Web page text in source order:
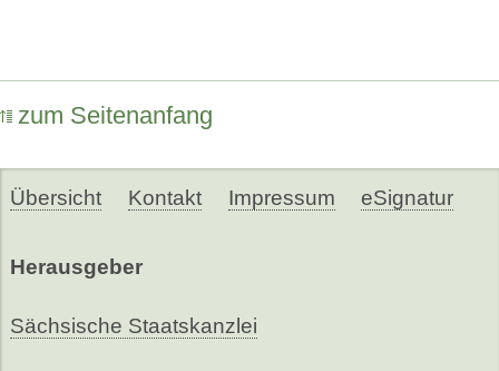
zum Seitenanfang
Übersicht Kontakt Impressum eSignatur
Herausgeber
Sächsische Staatskanzlei